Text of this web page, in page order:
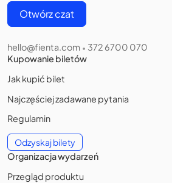
Otwórz czat
hello@fienta.com • 372 6700 070
Kupowanie biletów
Jak kupić bilet
Najczęściej zadawane pytania
Regulamin
Odzyskaj bilety
Organizacja wydarzeń
Przegląd produktu